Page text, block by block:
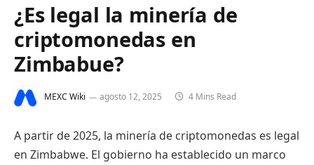
¿Es legal la minería de
criptomonedas en
Zimbabue?
MEXC Wiki agosto 12, 2025 4 Mins Read
A partir de 2025, la minería de criptomonedas es legal
en Zimbabwe. El gobierno ha establecido un marco